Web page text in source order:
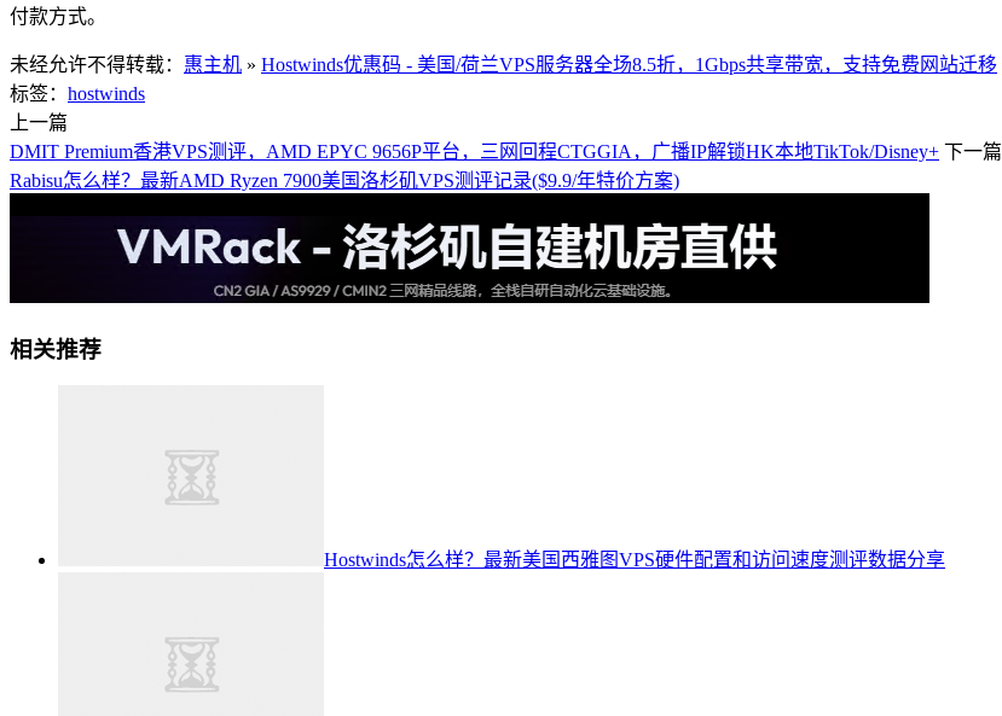
付款方式。
未经允许不得转载： 惠主机 » Hostwinds优惠码 - 美国/荷兰VPS服务器全场8.5折，1Gbps共享带宽，支持免费网站迁移
标签： hostwinds
上一篇
DMIT Premium香港VPS测评，AMD EPYC 9656P平台，三网回程CTGGIA，广播IP解锁HK本地TikTok/Disney+ 下一篇
Rabisu怎么样？最新AMD Ryzen 7900美国洛杉矶VPS测评记录($9.9/年特价方案)
相关推荐
Hostwinds怎么样？最新美国西雅图VPS硬件配置和访问速度测评数据分享